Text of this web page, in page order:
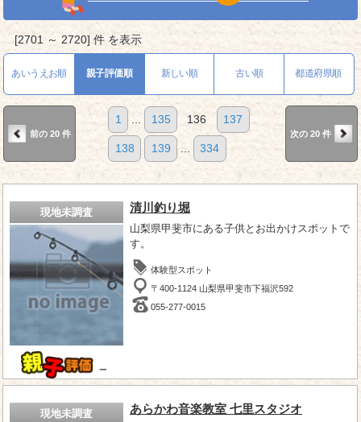
[2701 ～ 2720] 件 を表示
あいうえお順 親子評価順 新しい順 古い順 都道府県順
前の 20 件
1 ... 135 136 137
138 139 ... 334
次の 20 件
現地未調査
－
清川釣り堀
山梨県甲斐市にある子供とお出かけスポットで
す。
体験型スポット
〒400-1124 山梨県甲斐市下福沢592
055-277-0015
現地未調査 あらかわ音楽教室 七里スタジオ